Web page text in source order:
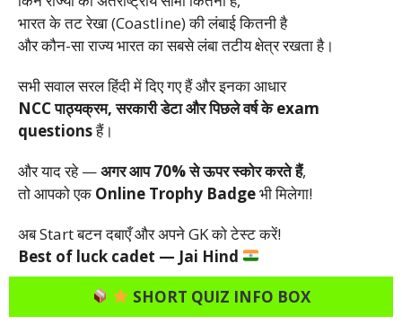
भारत के तट रेखा (Coastline) की लंबाई कितनी है
और कौन-सा राज्य भारत का सबसे लंबा तटीय क्षेत्र रखता है।
सभी सवाल सरल हिंदी में दिए गए हैं और इनका आधार
NCC पाठ्यक्रम, सरकारी डेटा और पिछले वर्ष के exam
questionsहैं।
और याद रहे —अगर आप 70% से ऊपर स्कोर करते हैं,
तो आपको एक Online Trophy Badgeभी मिलेगा!
अब Start बटन दबाएँ और अपने GK को टेस्ट करें!
Best of luck cadet — Jai Hind
SHORT QUIZ INFO BOX